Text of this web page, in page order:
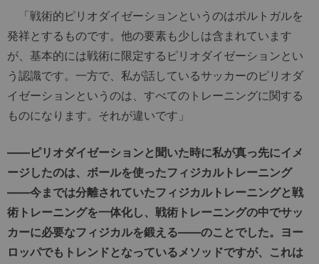
「戦術的ピリオダイゼーションというのはポルトガルを
発祥とするものです。他の要素も少しは含まれています
が、基本的には戦術に限定するピリオダイゼーションとい
う認識です。一方で、私が話しているサッカーのピリオダ
イゼーションというのは、すべてのトレーニングに関する
ものになります。それが違いです」
――ピリオダイゼーションと聞いた時に私が真っ先にイメ
ージしたのは、ボールを使ったフィジカルトレーニング
――今までは分離されていたフィジカルトレーニングと戦
術トレーニングを一体化し、戦術トレーニングの中でサッ
カーに必要なフィジカルを鍛える――のことでした。ヨー
ロッパでもトレンドとなっているメソッドですが、これは